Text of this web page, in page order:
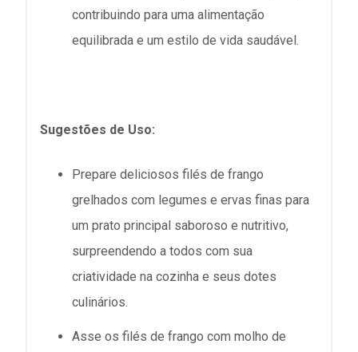
contribuindo para uma alimentação
equilibrada e um estilo de vida saudável.
Sugestões de Uso:
Prepare deliciosos filés de frango
grelhados com legumes e ervas finas para
um prato principal saboroso e nutritivo,
surpreendendo a todos com sua
criatividade na cozinha e seus dotes
culinários.
Asse os filés de frango com molho de